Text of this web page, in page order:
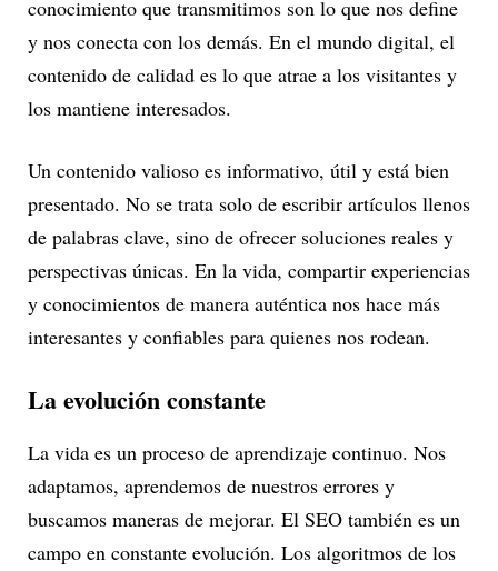
conocimiento que transmitimos son lo que nos define
y nos conecta con los demás. En el mundo digital, el
contenido de calidad es lo que atrae a los visitantes y
los mantiene interesados.
Un contenido valioso es informativo, útil y está bien
presentado. No se trata solo de escribir artículos llenos
de palabras clave, sino de ofrecer soluciones reales y
perspectivas únicas. En la vida, compartir experiencias
y conocimientos de manera auténtica nos hace más
interesantes y confiables para quienes nos rodean.
La evolución constante
La vida es un proceso de aprendizaje continuo. Nos
adaptamos, aprendemos de nuestros errores y
buscamos maneras de mejorar. El SEO también es un
campo en constante evolución. Los algoritmos de los